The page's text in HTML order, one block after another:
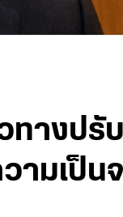
ทางปรั
ามเป็นจ